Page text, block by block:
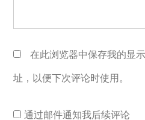
在此浏览器中保存我的显
址，以便下次评论时使用。
通过邮件通知我后续评论